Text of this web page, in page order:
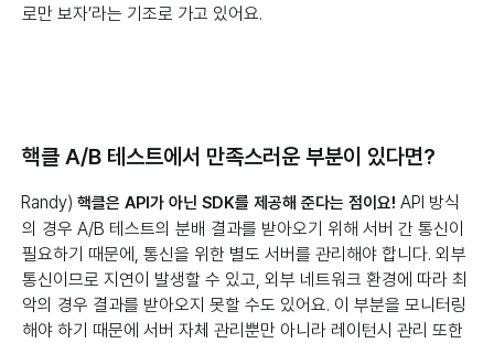
로만 보자’라는 기조로 가고 있어요.
핵클 A/B 테스트에서 만족스러운 부분이 있다면?
Randy) 핵클은 API가 아닌 SDK를 제공해 준다는 점이요! API 방식
의 경우 A/B 테스트의 분배 결과를 받아오기 위해 서버 간 통신이
필요하기 때문에, 통신을 위한 별도 서버를 관리해야 합니다. 외부
통신이므로 지연이 발생할 수 있고, 외부 네트워크 환경에 따라 최
악의 경우 결과를 받아오지 못할 수도 있어요. 이 부분을 모니터링
해야 하기 때문에 서버 자체 관리뿐만 아니라 레이턴시 관리 또한